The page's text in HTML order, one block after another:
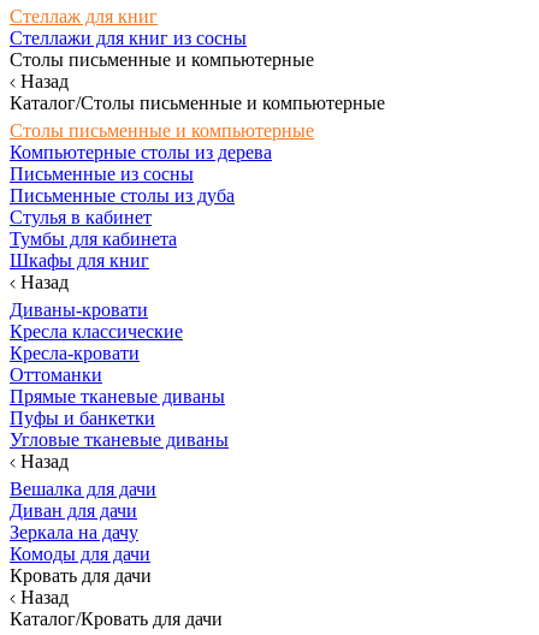
Стеллаж для книг
Стеллажи для книг из сосны
Столы письменные и компьютерные
Назад
Каталог/Столы письменные и компьютерные
Столы письменные и компьютерные
Компьютерные столы из дерева
Письменные из сосны
Письменные столы из дуба
Стулья в кабинет
Тумбы для кабинета
Шкафы для книг
Назад
Диваны-кровати
Кресла классические
Кресла-кровати
Оттоманки
Прямые тканевые диваны
Пуфы и банкетки
Угловые тканевые диваны
Назад
Вешалка для дачи
Диван для дачи
Зеркала на дачу
Комоды для дачи
Кровать для дачи
Назад
Каталог/Кровать для дачи